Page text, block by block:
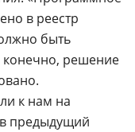
в реестр
быть
решение
к нам на
предыдущий